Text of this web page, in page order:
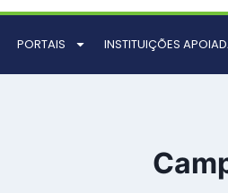
PORTAIS INSTITUIÇÕES